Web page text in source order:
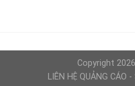
Copyright
LIÊN HỆ QUẢNG CÁO